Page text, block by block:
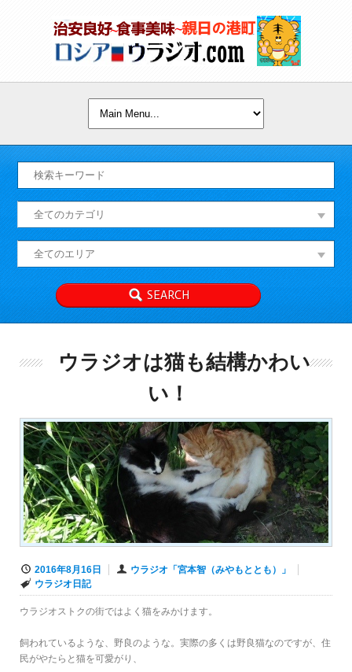
ウラジオは猫も結構かわい
い！
2016年8月16日
ウラジオ「宮本智（みやもととも）」
ウラジオ日記
ウラジオストクの街ではよく猫をみかけます。
飼われているような、野良のような。実際の多くは野良猫なのですが、住
民がやたらと猫を可愛がり、